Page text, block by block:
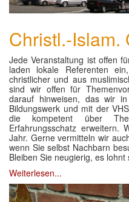
Christl.-Islam.
Jede Veranstaltung ist offen
laden lokale Referenten
christlicher und aus
sind wir offen für
darauf hinweisen, das wir
Bildungswerk und mit der
die kompetent über
Erfahrungsschatz
Jahr. Gerne vermitteln wir
wenn Sie selbst Nachbarn
Bleiben Sie neugierig, es lohnt
Weiterlesen...